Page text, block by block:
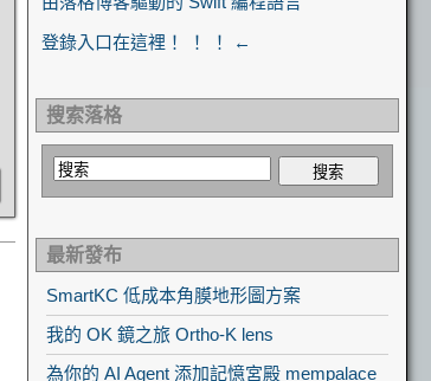
登錄入口在這裡！ ！ ！ ←
搜索落格
最新發布
SmartKC 低成本角膜地形圖方案
我的 OK 鏡之旅 Ortho-K lens
為你的 AI Agent 添加記憶宮殿 mempalace